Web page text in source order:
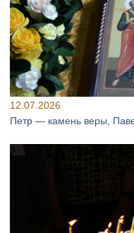
12.07.2026
Петр — камень веры,